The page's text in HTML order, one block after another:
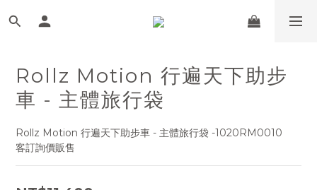
Rollz Motion 行遍天下助步
車 - 主體旅行袋
Rollz Motion 行遍天下助步車 - 主體旅行袋 -1020RM0010
客訂詢價販售